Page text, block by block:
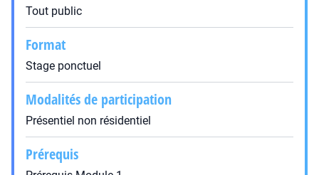
Tout public
Format
Stage ponctuel
Modalités de participation
Présentiel non résidentiel
Prérequis